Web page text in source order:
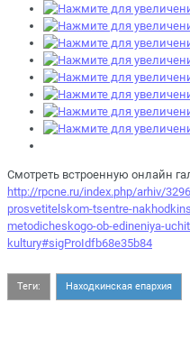
Смотреть встроенную онлайн
http://rpcne.ru/index.php/arhiv/
prosvetitelskom-tsentre-
metodicheskogo-ob-edineniya-
kultury#sigProIdfb68e35b84
Теги: Находкинская епархия